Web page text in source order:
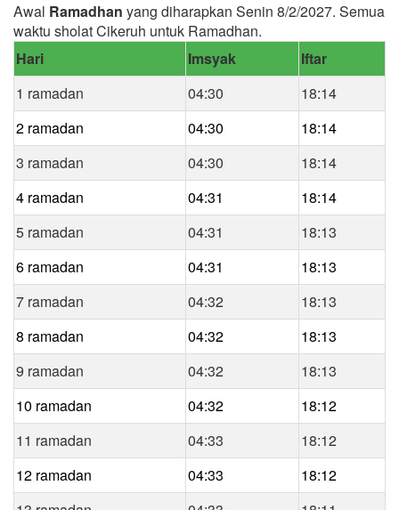
Awal Ramadhan yang diharapkan Senin 8/2/2027. Semua
waktu sholat Cikeruh untuk Ramadhan.
Hari
Imsyak
Iftar
1 ramadan
04:30
18:14
2 ramadan
04:30
18:14
3 ramadan
04:30
18:14
4 ramadan
04:31
18:14
5 ramadan
04:31
18:13
6 ramadan
04:31
18:13
7 ramadan
04:32
18:13
8 ramadan
04:32
18:13
9 ramadan
04:32
18:13
10 ramadan
04:32
18:12
11 ramadan
04:33
18:12
12 ramadan
04:33
18:12